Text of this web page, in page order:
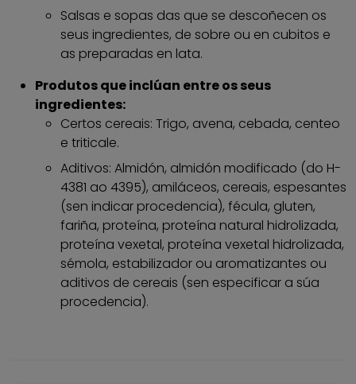
Salsas e sopas das que se descoñecen os
seus ingredientes, de sobre ou en cubitos e
as preparadas en lata.
Produtos que inclúan entre os seus
ingredientes:
Certos cereais: Trigo, avena, cebada, centeo
e triticale.
Aditivos: Almidón, almidón modificado (do H-
4381 ao 4395), amiláceos, cereais, espesantes
(sen indicar procedencia), fécula, gluten,
fariña, proteína, proteína natural hidrolizada,
proteína vexetal, proteína vexetal hidrolizada,
sémola, estabilizador ou aromatizantes ou
aditivos de cereais (sen especificar a súa
procedencia).